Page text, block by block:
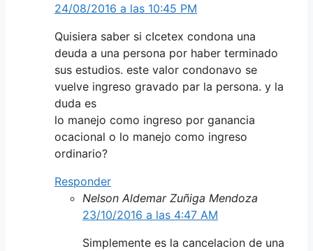
24/08/2016 a las 10:45 PM
Quisiera saber si cIcetex condona una
deuda a una persona por haber terminado
sus estudios. este valor condonavo se
vuelve ingreso gravado par la persona. y la
duda es
lo manejo como ingreso por ganancia
ocacional o lo manejo como ingreso
ordinario?
Responder
Nelson Aldemar Zuñiga Mendoza
23/10/2016 a las 4:47 AM
Simplemente es la cancelacion de una